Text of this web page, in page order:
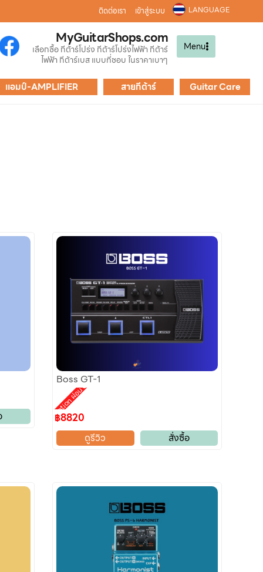
ติดต่อเรา เข้าสู่ระบบ LANGUAGE
MyGuitarShops.com
เลือกซื้อ กีต้าร์โปร่ง กีต้าร์โปร่งไฟฟ้า กีต้าร์
ไฟฟ้า กีต้าร์เบส แบบที่ชอบ ในราคาเบาๆ
Menu
แอมป์-AMPLIFIER สายกีต้าร์ Guitar Care
Boss GT-1
Promotion ผ่อน 0%
฿8820
ดูรีวิว
สั่งซื้อ